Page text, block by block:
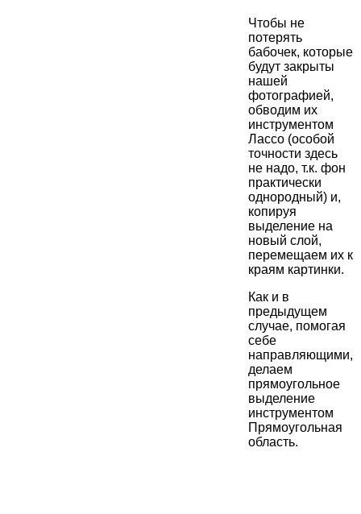
Чтобы не
потерять
бабочек, которые
будут закрыты
нашей
фотографией,
обводим их
инструментом
Лассо (особой
точности здесь
не надо, т.к. фон
практически
однородный) и,
копируя
выделение на
новый слой,
перемещаем их к
краям картинки.
Как и в
предыдущем
случае, помогая
себе
направляющими,
делаем
прямоугольное
выделение
инструментом
Прямоугольная
область.